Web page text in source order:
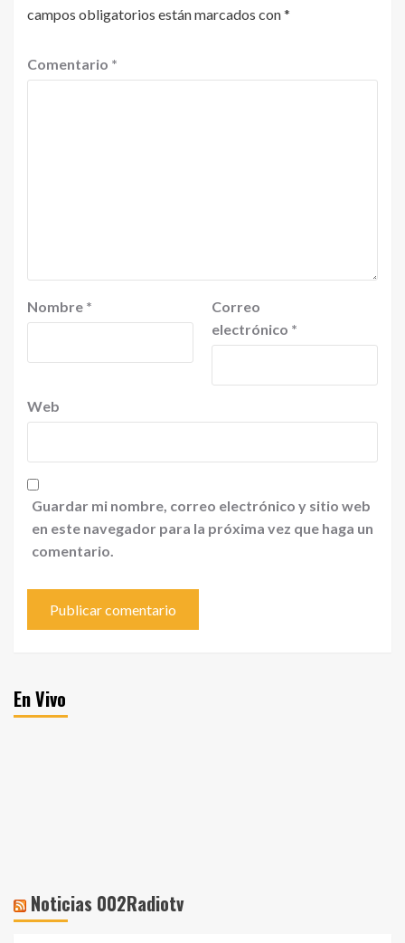
campos obligatorios están marcados con*
Comentario *
Nombre *
Correo
electrónico *
Web
Guardar mi nombre, correo electrónico y sitio web
en este navegador para la próxima vez que haga un
comentario.
En Vivo
Noticias 002Radiotv